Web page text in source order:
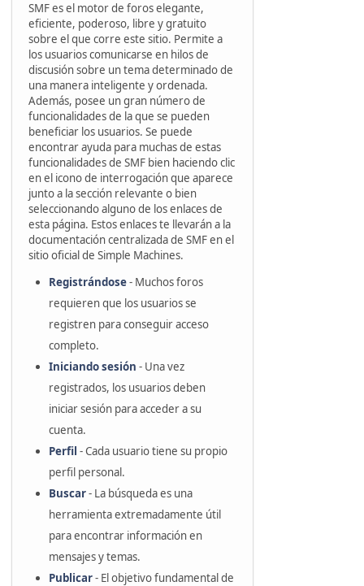
SMF es el motor de foros elegante,
eficiente, poderoso, libre y gratuito
sobre el que corre este sitio. Permite a
los usuarios comunicarse en hilos de
discusión sobre un tema determinado de
una manera inteligente y ordenada.
Además, posee un gran número de
funcionalidades de la que se pueden
beneficiar los usuarios. Se puede
encontrar ayuda para muchas de estas
funcionalidades de SMF bien haciendo clic
en el icono de interrogación que aparece
junto a la sección relevante o bien
seleccionando alguno de los enlaces de
esta página. Estos enlaces te llevarán a la
documentación centralizada de SMF en el
sitio oficial de Simple Machines.
Registrándose- Muchos foros
requieren que los usuarios se
registren para conseguir acceso
completo.
Iniciando sesión - Una vez
registrados, los usuarios deben
iniciar sesión para acceder a su
cuenta.
Perfil - Cada usuario tiene su propio
perfil personal.
Buscar- La búsqueda es una
herramienta extremadamente útil
para encontrar información en
mensajes y temas.
Publicar- El objetivo fundamental de